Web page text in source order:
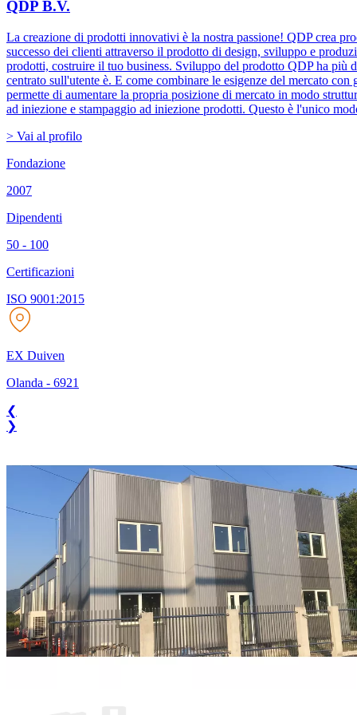
QDP B.V.
La creazione di prodotti innovativi è la nostra passione! QDP crea
successo dei clienti attraverso il prodotto di design, sviluppo e
prodotti, costruire il tuo business. Sviluppo del prodotto QDP ha più
centrato sull'utente è. E come combinare le esigenze del mercato
permette di aumentare la propria posizione di mercato in modo
ad iniezione e stampaggio ad iniezione prodotti. Questo è l'unico
> Vai al profilo
Fondazione
2007
Dipendenti
50 - 100
Certificazioni
ISO 9001:2015
EX Duiven
Olanda - 6921
❮
❯